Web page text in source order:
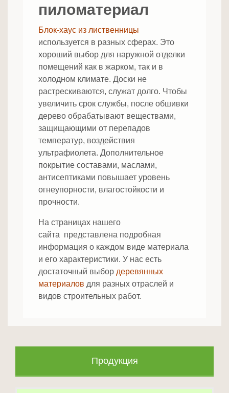
Продукция
пиломатериал
Блок-хаус из лиственницы
используется в разных сферах. Это
хороший выбор для наружной отделки
помещений как в жарком, так и в
холодном климате. Доски не
растрескиваются, служат долго. Чтобы
увеличить срок службы, после обшивки
дерево обрабатывают веществами,
защищающими от перепадов
температур, воздействия
ультрафиолета. Дополнительное
покрытие составами, маслами,
антисептиками повышает уровень
огнеупорности, влагостойкости и
прочности.
На страницах нашего
сайта представлена подробная
информация о каждом виде материала
и его характеристики. У нас есть
достаточный выбор деревянных
материалов для разных отраслей и
видов строительных работ.